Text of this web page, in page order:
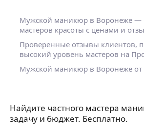
Мужской маникюр в Воронеже —
мастеров красоты с ценами и
Проверенные отзывы клиентов,
высокий уровень мастеров на
Мужской маникюр в Воронеже
Найдите частного мастера
задачу и бюджет. Бесплатно.